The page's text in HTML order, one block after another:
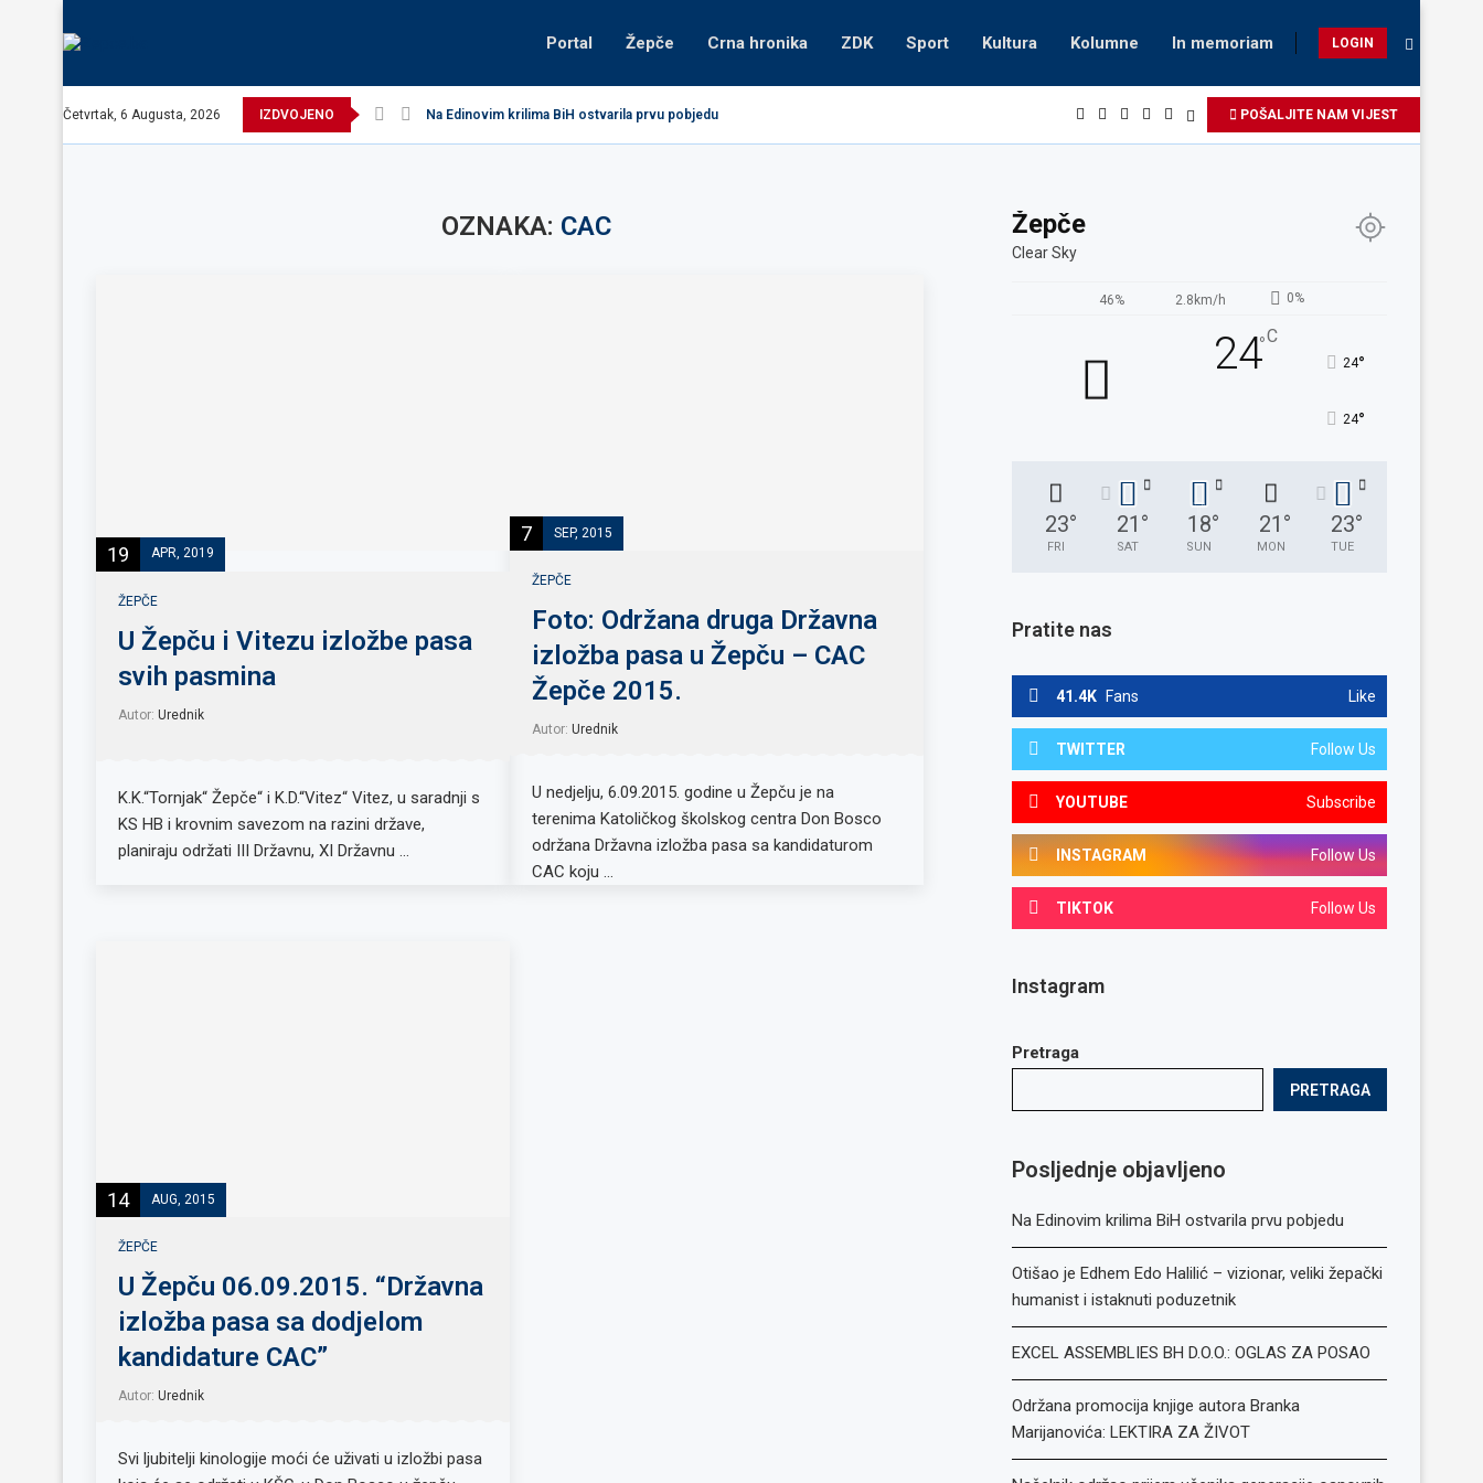
Portal Žepče Crna hronika ZDK Sport Kultura Kolumne In memoriam LOGIN
Četvrtak, 6 Augusta, 2026 IZDVOJENO Na Edinovim krilima BiH ostvarila prvu pobjedu POŠALJITE NAM VIJEST
OZNAKA: CAC
19 APR, 2019
ŽEPČE
U Žepču i Vitezu izložbe pasa
svih pasmina
Autor: Urednik
K.K.“Tornjak“ Žepče“ i K.D.“Vitez“ Vitez, u saradnji s
KS HB i krovnim savezom na razini države,
planiraju održati III Državnu, XI Državnu …
7 SEP, 2015
ŽEPČE
Foto: Održana druga Državna
izložba pasa u Žepču – CAC
Žepče 2015.
Autor: Urednik
U nedjelju, 6.09.2015. godine u Žepču je na
terenima Katoličkog školskog centra Don Bosco
održana Državna izložba pasa sa kandidaturom
CAC koju …
14 AUG, 2015
ŽEPČE
U Žepču 06.09.2015. “Državna
izložba pasa sa dodjelom
kandidature CAC”
Autor: Urednik
Svi ljubitelji kinologije moći će uživati u izložbi pasa
Žepče
Clear Sky
46% 2.8km/h 0%
24°C
24°
24°
23°
FRI
21 °
SAT
18°
SUN
21 °
MON
23°
TUE
Pratite nas
41.4K Fans Like
TWITTER Follow Us
YOUTUBE Subscribe
INSTAGRAM Follow Us
TIKTOK Follow Us
Instagram
Pretraga
PRETRAGA
Posljednje objavljeno
Na Edinovim krilima BiH ostvarila prvu pobjedu
Otišao je Edhem Edo Halilić – vizionar, veliki žepački
humanist i istaknuti poduzetnik
EXCEL ASSEMBLIES BH D.O.O.: OGLAS ZA POSAO
Održana promocija knjige autora Branka
Marijanovića: LEKTIRA ZA ŽIVOT